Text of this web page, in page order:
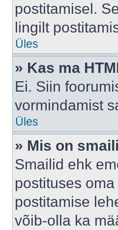
postitamisel.
lingilt
Üles
» Kas ma
Ei. Siin
vormindamist
Üles
» Mis on
Smailid ehk
postituses
postitamise
võib-olla ka